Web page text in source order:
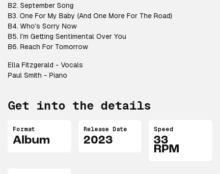
B2. September Song
B3. One For My Baby (And One More For The Road)
B4. Who's Sorry Now
B5. I'm Getting Sentimental Over You
B6. Reach For Tomorrow
Ella Fitzgerald - Vocals
Paul Smith - Piano
Get into the details
Format
Album
Release Date
2023
Speed
33
RPM